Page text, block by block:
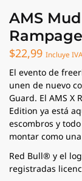
AMS
$22,99 Incluye IVA
El evento de
unen de nuevo
Guard. El AMS X
Edition ya está
escombros y
montar como
Red Bull® y el
registradas